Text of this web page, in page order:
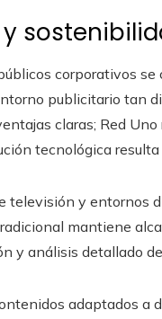
corporativos
publicitario tan
claras; Red
tecnológica
televisión y entornos
mantiene
y análisis detallado
adaptados a